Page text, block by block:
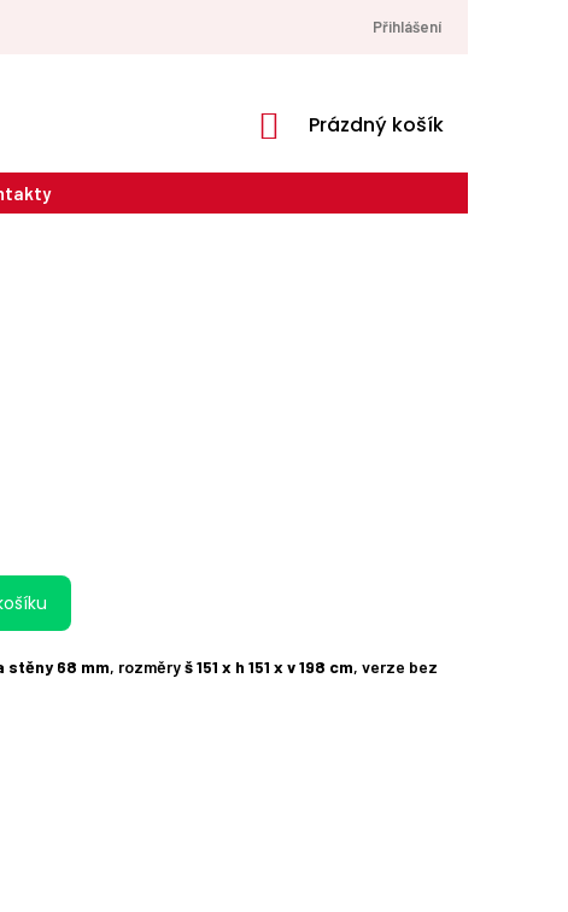
Přihlášení
NÁKUPNÍ
Prázdný košík
stěny 68 mm, rozměryš 151 x h 151 x v 198 cm, verze bez